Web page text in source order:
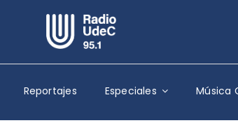
Escuchar Radio UdeC en vivo
Quiénes Somos
Programación
Reportajes Especiales Música